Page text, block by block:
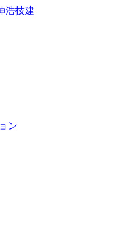
浩技建
ン